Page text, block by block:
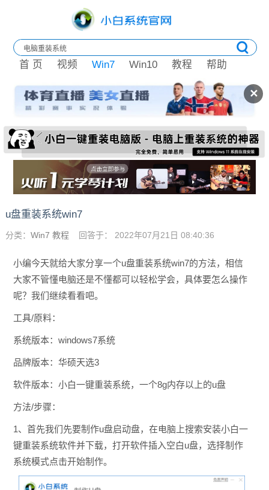
✕
首 页 视频 Win7 Win10 教程 帮助
u盘重装系统win7
分类： Win7 教程 回答于： 2022年07月21日 08:40:36
小编今天就给大家分享一个u盘重装系统win7的方法，相信
大家不管懂电脑还是不懂都可以轻松学会，具体要怎么操作
呢？我们继续看看吧。
工具/原料：
系统版本：windows7系统
品牌版本：华硕天选3
软件版本：小白一键重装系统，一个8g内存以上的u盘
方法/步骤：
1、首先我们先要制作u盘启动盘，在电脑上搜索安装小白一
键重装系统软件并下载，打开软件插入空白u盘，选择制作
系统模式点击开始制作。